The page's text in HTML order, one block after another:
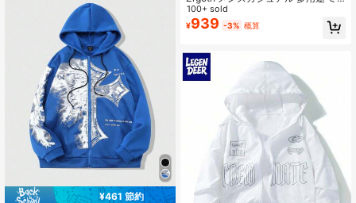
にも合わせやすい
¥461 節約
ニマリスト 祈りの手 半袖Tシャツ
100+ sold
¥939 -3% 概算